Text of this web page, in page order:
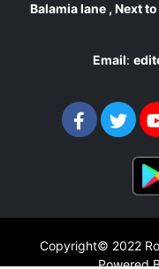
Balamia lane , Next
Email:
Copyright© 2022
Powered